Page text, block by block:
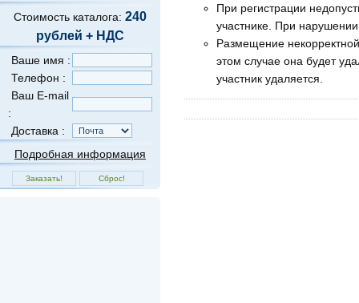
Стоимость каталога: 240
рублей + НДС
Ваше имя :
Телефон :
Ваш E-mail
:
Доставка :
Подробная информация
При регистрации
участнике. При нарушении
Размещение
этом случае она будет
участник удаляется.